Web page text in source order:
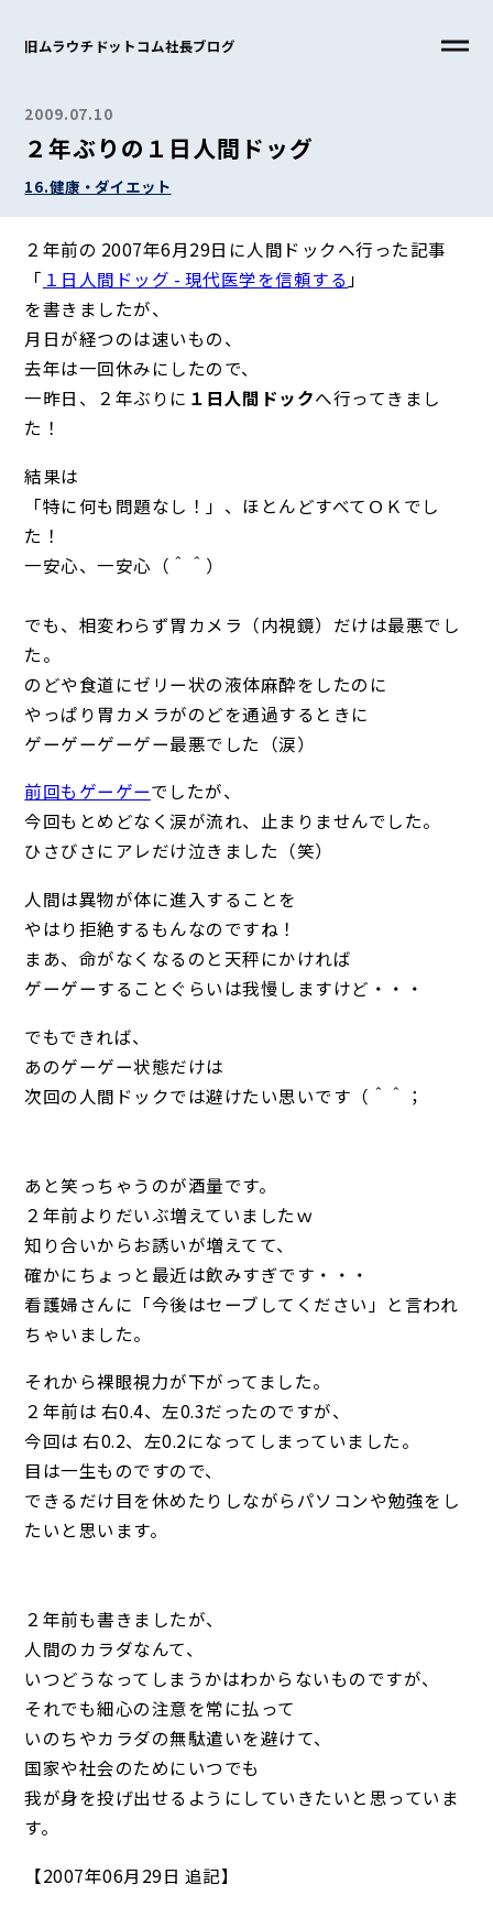
旧ムラウチドットコム社長ブログ
2009.07.10
２年ぶりの１日人間ドッグ
16.健康・ダイエット
２年前の 2007年6月29日に人間ドックへ行った記事
「 １日人間ドッグ - 現代医学を信頼する 」
を書きましたが、
月日が経つのは速いもの、
去年は一回休みにしたので、
一昨日、２年ぶりに １日人間ドックへ行ってきまし
た！
結果は
「特に何も問題なし！」、ほとんどすべてＯＫでし
た！
一安心、一安心（＾＾）
でも、相変わらず胃カメラ（内視鏡）だけは最悪でし
た。
のどや食道にゼリー状の液体麻酔をしたのに
やっぱり胃カメラがのどを通過するときに
ゲーゲーゲーゲー最悪でした（涙）
前回もゲーゲーでしたが、
今回もとめどなく涙が流れ、止まりませんでした。
ひさびさにアレだけ泣きました（笑）
人間は異物が体に進入することを
やはり拒絶するもんなのですね！
まあ、命がなくなるのと天秤にかければ
ゲーゲーすることぐらいは我慢しますけど・・・
でもできれば、
あのゲーゲー状態だけは
次回の人間ドックでは避けたい思いです（＾＾；
あと笑っちゃうのが酒量です。
２年前よりだいぶ増えていましたｗ
知り合いからお誘いが増えてて、
確かにちょっと最近は飲みすぎです・・・
看護婦さんに「今後はセーブしてください」と言われ
ちゃいました。
それから裸眼視力が下がってました。
２年前は 右0.4、左0.3だったのですが、
今回は 右0.2、左0.2になってしまっていました。
目は一生ものですので、
できるだけ目を休めたりしながらパソコンや勉強をし
たいと思います。
２年前も書きましたが、
人間のカラダなんて、
いつどうなってしまうかはわからないものですが、
それでも細心の注意を常に払って
いのちやカラダの無駄遣いを避けて、
国家や社会のためにいつでも
我が身を投げ出せるようにしていきたいと思っていま
す。
【2007年06月29日 追記】